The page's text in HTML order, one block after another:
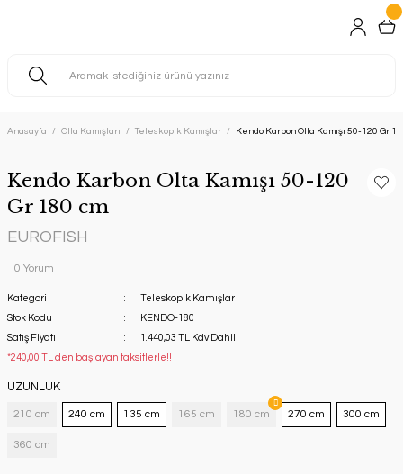
Anasayfa Olta Kamışları Teleskopik Kamışlar Kendo Karbon Olta Kamışı 50-120 Gr
Kendo Karbon Olta Kamışı 50-120
Gr 180 cm
EUROFISH
0 Yorum
Kategori
Teleskopik Kamışlar
Stok Kodu
KENDO-180
Satış Fiyatı
1.440,03 TL Kdv Dahil
*240,00 TL den başlayan taksitlerle!!
UZUNLUK
210 cm 240 cm 135 cm 165 cm 180 cm 270 cm 300 cm
360 cm